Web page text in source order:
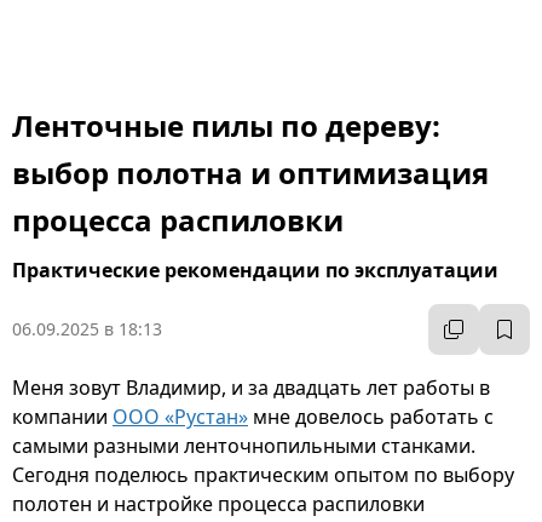
Ленточные пилы по дереву:
выбор полотна и оптимизация
процесса распиловки
Практические рекомендации по эксплуатации
06.09.2025 в 18:13
Меня зовут Владимир, и за двадцать лет работы в
компании ООО «Рустан» мне довелось работать с
самыми разными ленточнопильными станками.
Сегодня поделюсь практическим опытом по выбору
полотен и настройке процесса распиловки